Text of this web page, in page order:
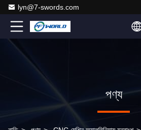
lyn@7-swords.com
পণ্য